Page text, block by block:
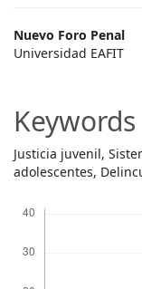
Main
Article
Nuevo Foro Penal
Universidad EAFIT
Keywords
Justicia juvenil,
adolescentes,